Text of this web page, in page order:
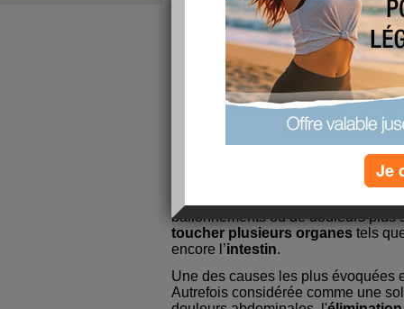
Vous faites peut-être partie des
souffrent régulièrement de maux
ce sujet reviennent fréquemment,
perte de poids, période à laquelle
Dans cet article, nous allons
mal de ventre et je vais vous
mieux le gérer.
Les causes fréquentes des
Les maux de ventre concernent
mais avant tout, il est crucial de
ballonnements ou de douleurs plus
toucher plusieurs organes tels
encore l’intestin.
Une des causes les plus évoquées
Autrefois considérée comme une
Je